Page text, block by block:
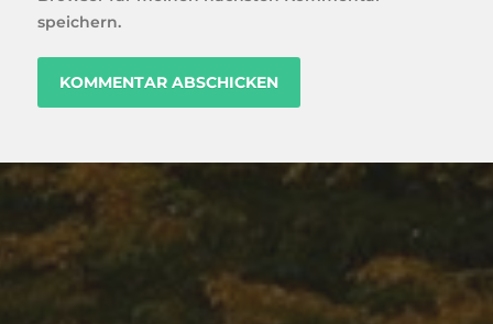
speichern.